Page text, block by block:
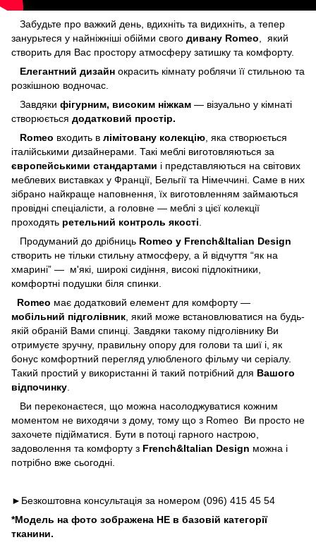
Забудьте про важкий день, вдихніть та видихніть, а тепер
занурьтеся у найніжніші обійми свого дивану Romeo , який
створить для Вас простору атмосферу затишку та комфорту.
Елегантний дизайн окрасить кімнату роблячи її стильною та
розкішною водночас.
Завдяки фігурним, високим ніжкам — візуально у кімнаті
створюється додатковий простір.
Romeo входить в лімітовану колекцію , яка створюється
італійськими дизайнерами. Такі меблі виготовляються за
європейськими стандартами і представляються на світових
меблевих виставках у Франції, Бельгії та Німеччині. Саме в них
зібрано найкраще наповнення, їх виготовленням займаються
провідні спеціалісти, а головне — меблі з цієї колекції
проходять ретельний контроль якості
Продуманий до дрібниць Romeo у French&Italian Design
створить не тільки стильну атмосферу, а й відчуття “як на
хмарині” — м'які, широкі сидіння, високі підлокітники,
комфортні подушки біля спинки.
Romeo має додатковий елемент для комфорту —
мобільний підголівник , який може встановлюватися на будь-
якій обраній Вами спинці. Завдяки такому підголівнику Ви
отримуєте зручну, правильну опору для голови та шиї і, як
бонус комфортний перегляд улюбленого фільму чи серіалу.
Такий простий у використанні й такий потрібний для Вашого
відпочинку
Ви переконаєтеся, що можна насолоджуватися кожним
моментом не виходячи з дому, тому що з Romeo Ви просто не
захочете підійматися. Бути в потоці гарного настрою,
задоволення та комфорту з French&Italian Design можна і
потрібно вже сьогодні.
►Безкоштовна консультація за номером (096) 415 45 54
*Модель на фото зображена НЕ в базовій категорії
тканини.